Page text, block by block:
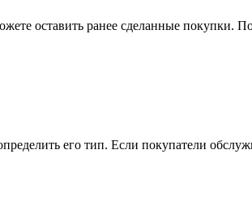
оставить ранее сделанные покупки.
его тип. Если покупатели